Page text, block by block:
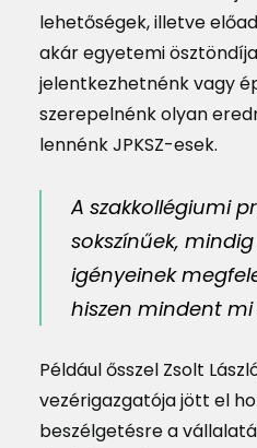
lehetőségek, illetve
akár egyetemi
jelentkezhetnénk vagy
szerepelnénk olyan
lennénk JPKSZ-esek.
A szakkollégiumi
sokszínűek,
igényeinek
hiszen mindent mi
Például ősszel Zsolt
vezérigazgatója jött el
beszélgetésre a